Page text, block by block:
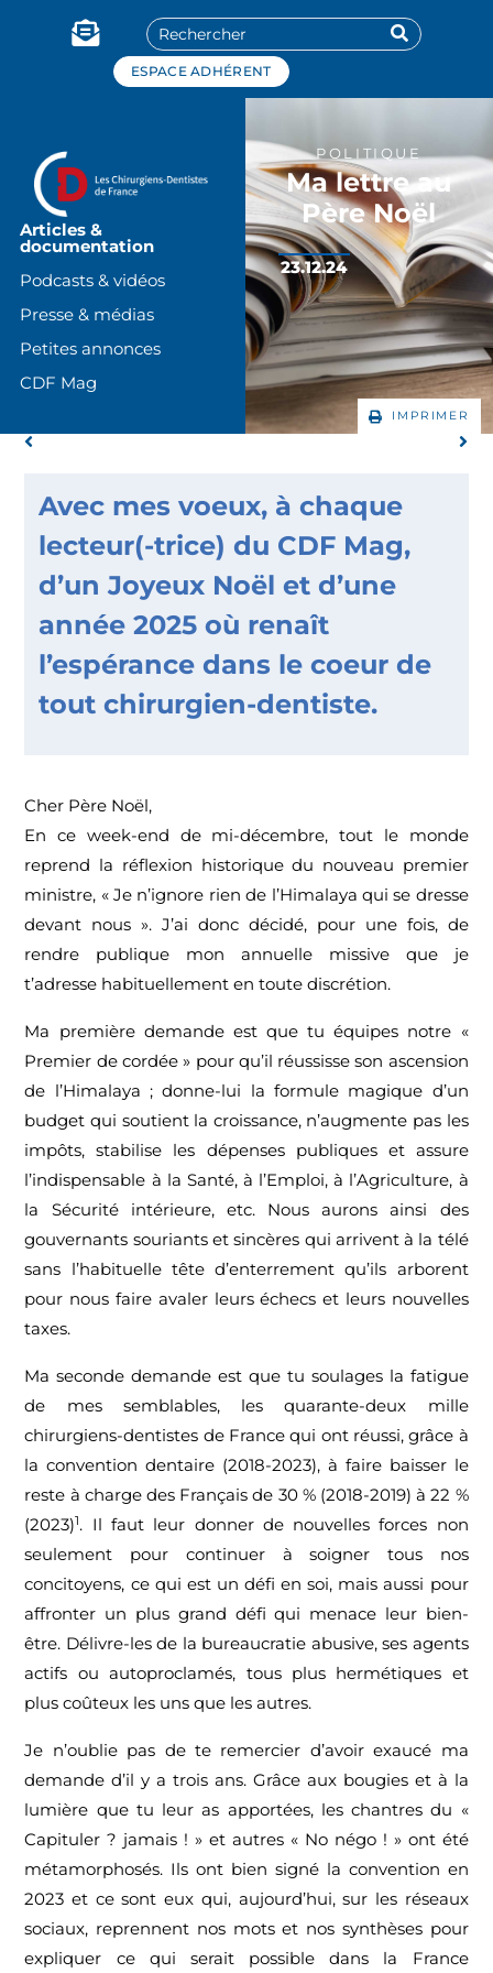
ESPACE ADHÉRENT
Articles &
documentation
Podcasts & vidéos
Presse & médias
Petites annonces
CDF Mag
POLITIQUE
Ma lettre au
Père Noël
IMPRIMER
23.12.24
Avec mes voeux, à chaque
lecteur(-trice) du CDF Mag,
d’un Joyeux Noël et d’une
année 2025 où renaît
l’espérance dans le coeur de
tout chirurgien-dentiste.
Cher Père Noël,
En ce week-end de mi-décembre, tout le monde
reprend la réflexion historique du nouveau premier
ministre, « Je n’ignore rien de l’Himalaya qui se dresse
devant nous ». J’ai donc décidé, pour une fois, de
rendre publique mon annuelle missive que je
t’adresse habituellement en toute discrétion.
Ma première demande est que tu équipes notre «
Premier de cordée » pour qu’il réussisse son ascension
de l’Himalaya ; donne-lui la formule magique d’un
budget qui soutient la croissance, n’augmente pas les
impôts, stabilise les dépenses publiques et assure
l’indispensable à la Santé, à l’Emploi, à l’Agriculture, à
la Sécurité intérieure, etc. Nous aurons ainsi des
gouvernants souriants et sincères qui arrivent à la télé
sans l’habituelle tête d’enterrement qu’ils arborent
pour nous faire avaler leurs échecs et leurs nouvelles
taxes.
Ma seconde demande est que tu soulages la fatigue
de mes semblables, les quarante-deux mille
chirurgiens-dentistes de France qui ont réussi, grâce à
la convention dentaire (2018-2023), à faire baisser le
reste à charge des Français de 30 % (2018-2019) à 22 %
(2023)1. Il faut leur donner de nouvelles forces non
seulement pour continuer à soigner tous nos
concitoyens, ce qui est un défi en soi, mais aussi pour
affronter un plus grand défi qui menace leur bien-
être. Délivre-les de la bureaucratie abusive, ses agents
actifs ou autoproclamés, tous plus hermétiques et
plus coûteux les uns que les autres.
Je n’oublie pas de te remercier d’avoir exaucé ma
demande d’il y a trois ans. Grâce aux bougies et à la
lumière que tu leur as apportées, les chantres du «
Capituler ? jamais ! » et autres « No négo ! » ont été
métamorphosés. Ils ont bien signé la convention en
2023 et ce sont eux qui, aujourd’hui, sur les réseaux
sociaux, reprennent nos mots et nos synthèses pour
expliquer ce qui serait possible dans la France
Panneau de gestion des cookies